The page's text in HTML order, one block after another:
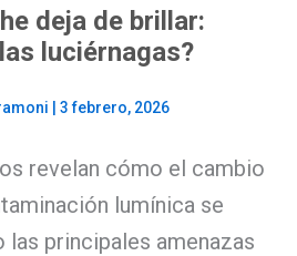
deja de brillar:
luciérnagas?
|3 febrero, 2026
revelan cómo el cambio
lumínica se
principales amenazas